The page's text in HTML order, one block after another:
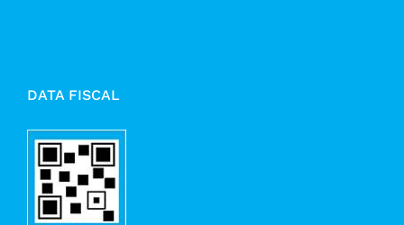
DATA FISCAL